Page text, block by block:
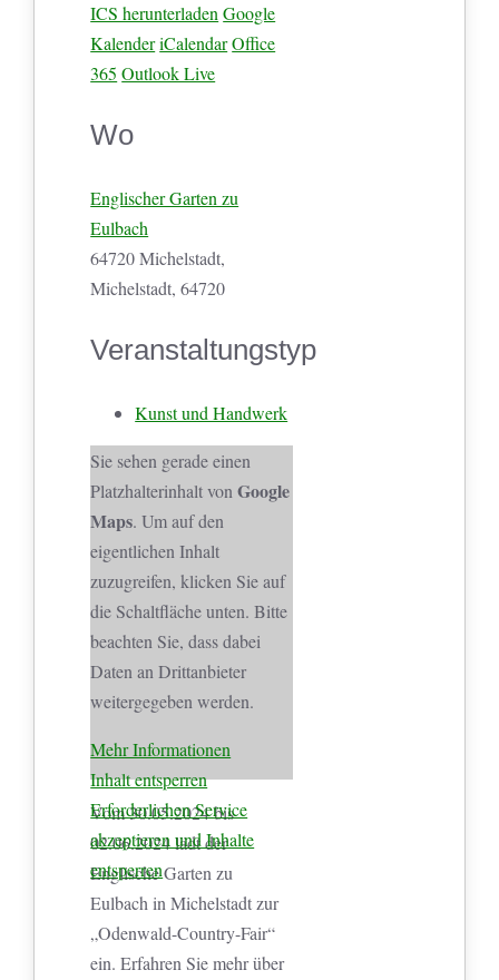
ICS herunterladen Google
KalenderiCalendarOffice
365 Outlook Live
Wo
Englischer Garten zu
Eulbach
64720 Michelstadt,
Michelstadt, 64720
Veranstaltungstyp
Kunst und Handwerk
Sie sehen gerade einen
Platzhalterinhalt vonGoogle
Maps. Um auf den
eigentlichen Inhalt
zuzugreifen, klicken Sie auf
die Schaltfläche unten. Bitte
beachten Sie, dass dabei
Daten an Drittanbieter
weitergegeben werden.
Mehr Informationen
Inhalt entsperren
Erforderlichen Service
akzeptieren und Inhalte
entsperren
Vom 30.05.2024 bis
02.06.2024 lädt der
Englische Garten zu
Eulbach in Michelstadt zur
„Odenwald-Country-Fair“
ein. Erfahren Sie mehr über